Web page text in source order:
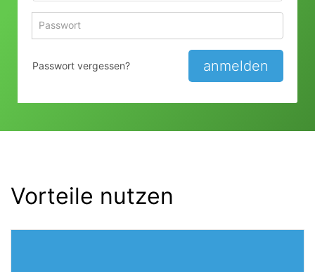
Adresse
zum
Anmelden
anmelden
Passwort vergessen?
Vorteile nutzen